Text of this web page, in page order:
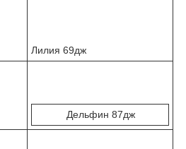
Лилия 69дж
Дельфин 87дж